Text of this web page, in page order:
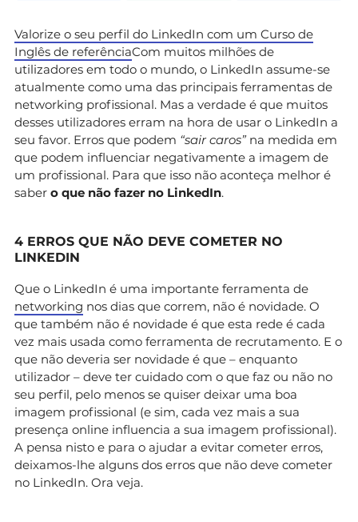
Valorize o seu perfil do LinkedIn com um Curso de
Inglês de referênciaCom muitos milhões de
utilizadores em todo o mundo, o LinkedIn assume-se
atualmente como uma das principais ferramentas de
networking profissional. Mas a verdade é que muitos
desses utilizadores erram na hora de usar o LinkedIn a
seu favor. Erros que podem “sair caros” na medida em
que podem influenciar negativamente a imagem de
um profissional. Para que isso não aconteça melhor é
saber o que não fazer no LinkedIn.
4 ERROS QUE NÃO DEVE COMETER NO
LINKEDIN
Que o LinkedIn é uma importante ferramenta de
networking nos dias que correm, não é novidade. O
que também não é novidade é que esta rede é cada
vez mais usada como ferramenta de recrutamento. E o
que não deveria ser novidade é que – enquanto
utilizador – deve ter cuidado com o que faz ou não no
seu perfil, pelo menos se quiser deixar uma boa
imagem profissional (e sim, cada vez mais a sua
presença online influencia a sua imagem profissional).
A pensa nisto e para o ajudar a evitar cometer erros,
deixamos-lhe alguns dos erros que não deve cometer
no LinkedIn. Ora veja.